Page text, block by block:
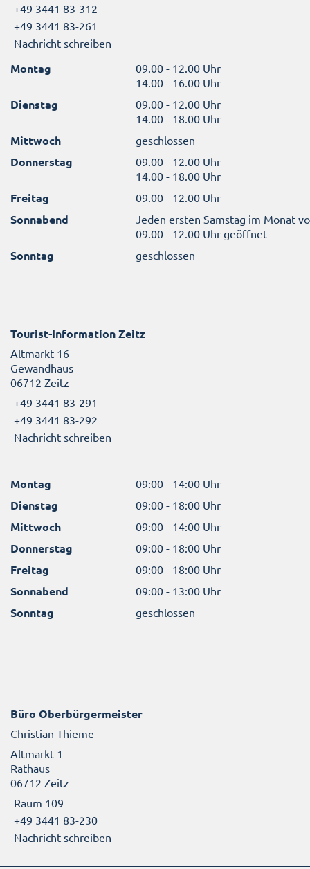
+49 3441 83-312
+49 3441 83-261
Nachricht schreiben
Montag
09.00 - 12.00 Uhr
14.00 - 16.00 Uhr
Dienstag
09.00 - 12.00 Uhr
14.00 - 18.00 Uhr
Mittwoch geschlossen
Donnerstag
09.00 - 12.00 Uhr
14.00 - 18.00 Uhr
Freitag 09.00 - 12.00 Uhr
Sonnabend
Jeden ersten Samstag im Monat
09.00 - 12.00 Uhr geöffnet
Sonntag geschlossen
Tourist-Information Zeitz
Altmarkt 16
Gewandhaus
06712 Zeitz
+49 3441 83-291
+49 3441 83-292
Nachricht schreiben
Montag 09:00 - 14:00 Uhr
Dienstag 09:00 - 18:00 Uhr
Mittwoch 09:00 - 14:00 Uhr
Donnerstag 09:00 - 18:00 Uhr
Freitag 09:00 - 18:00 Uhr
Sonnabend 09:00 - 13:00 Uhr
Sonntag geschlossen
Büro Oberbürgermeister
Christian Thieme
Altmarkt 1
Rathaus
06712 Zeitz
Raum 109
+49 3441 83-230
Nachricht schreiben